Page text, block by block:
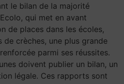
le bilan de la majorité
qui met en avant
de places dans les écoles,
de crèches, une plus grande
parmi ses réussites.
doivent publier un bilan, un
légale. Ces rapports sont